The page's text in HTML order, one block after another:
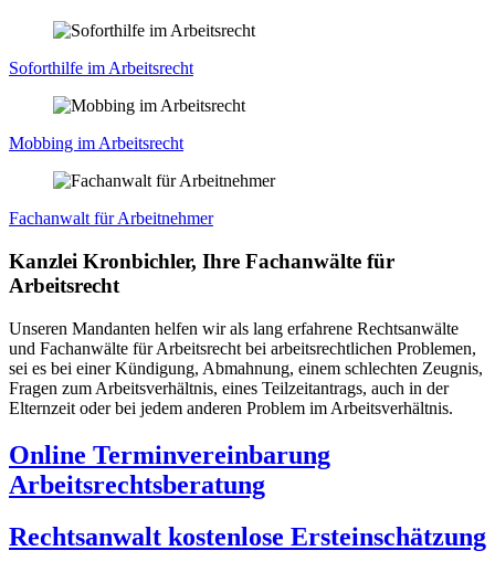
Soforthilfe im Arbeitsrecht
Mobbing im Arbeitsrecht
Fachanwalt für Arbeitnehmer
Kanzlei Kronbichler, Ihre Fachanwälte für
Arbeitsrecht
Unseren Mandanten helfen wir als lang erfahrene Rechtsanwälte
und Fachanwälte für Arbeitsrecht bei arbeitsrechtlichen Problemen,
sei es bei einer Kündigung, Abmahnung, einem schlechten Zeugnis,
Fragen zum Arbeitsverhältnis, eines Teilzeitantrags, auch in der
Elternzeit oder bei jedem anderen Problem im Arbeitsverhältnis.
Online Terminvereinbarung
Arbeitsrechtsberatung
Rechtsanwalt kostenlose Ersteinschätzung